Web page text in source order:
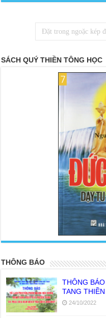
SÁCH QUÝ THIỀN TÔNG HỌC
THÔNG BÁO
THÔNG
TANG
24/10/2022